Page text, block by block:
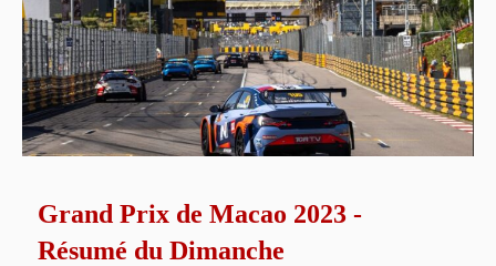
Grand Prix de Macao 2023 -
Résumé du Dimanche